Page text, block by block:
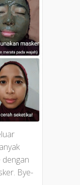
dengan
Bye-